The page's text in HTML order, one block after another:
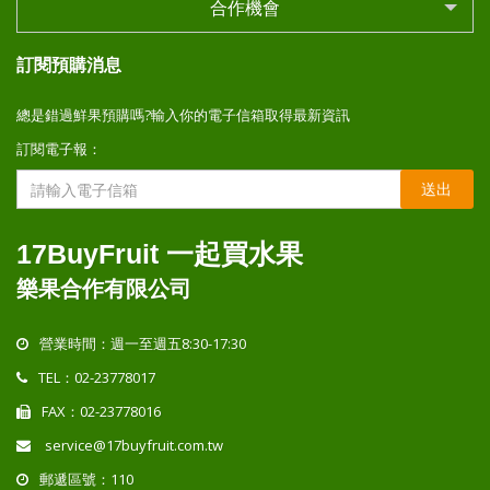
合作機會
訂閱預購消息
總是錯過鮮果預購嗎?輸入你的電子信箱取得最新資訊
訂閱電子報：
送出
17BuyFruit 一起買水果
樂果合作有限公司
營業時間：週一至週五8:30-17:30
TEL：02-23778017
FAX：02-23778016
service@17buyfruit.com.tw
郵遞區號：110